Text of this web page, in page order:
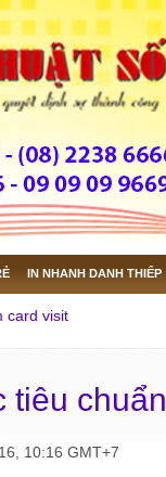
IN NHANH DANH THIẾP
card visit
tiêu
10:16 GMT+7